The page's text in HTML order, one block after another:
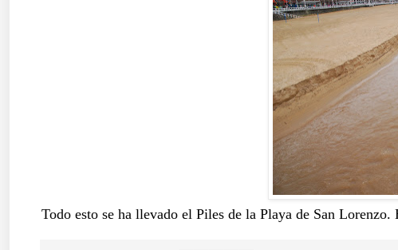
Todo esto se ha llevado el Piles de la Playa de San